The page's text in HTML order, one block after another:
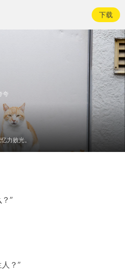
下载
夸
力败光。
”
？”